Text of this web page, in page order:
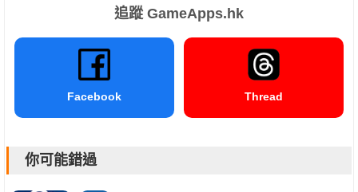
追蹤 GameApps.hk
Facebook Thread
你可能錯過